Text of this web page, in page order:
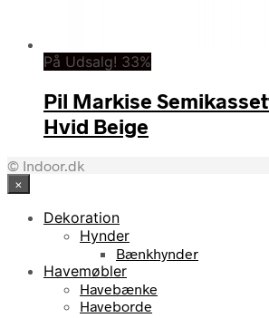
På Udsalg! 33%
Pil Markise
Hvid Beige
© Indoor.dk
×
Dekoration
Hynder
Bænkhynder
Havemøbler
Havebænke
Haveborde